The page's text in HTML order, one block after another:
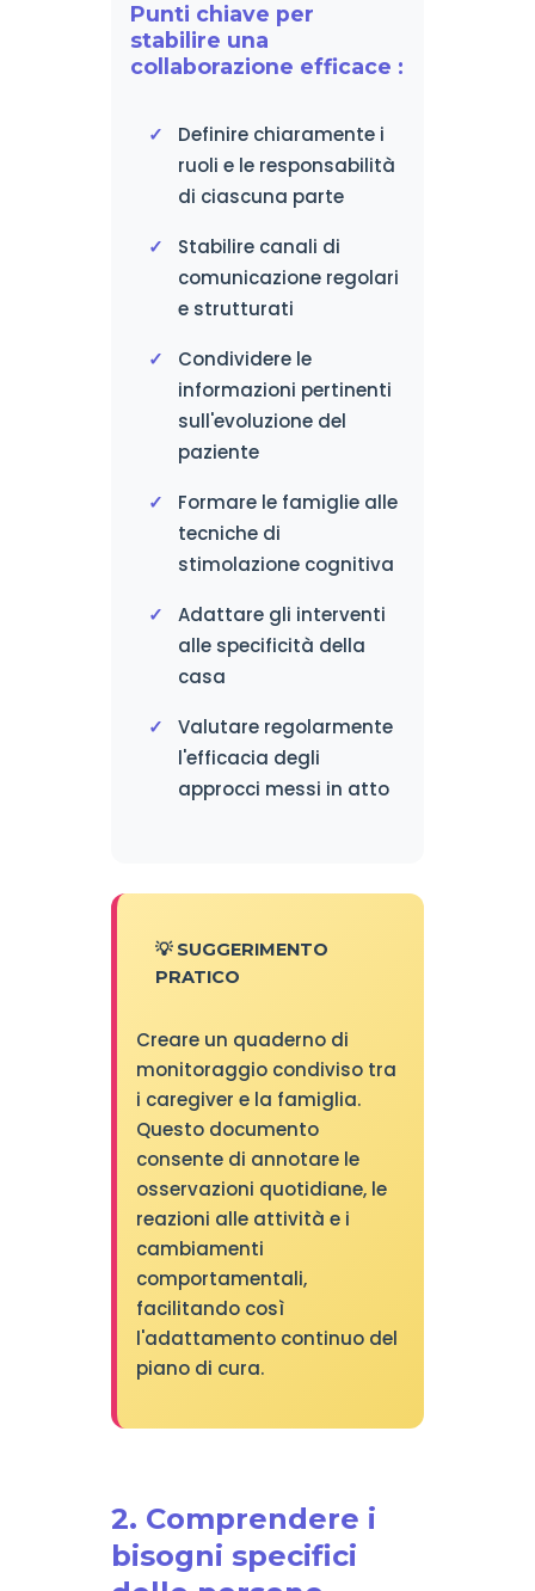
Punti chiave per
stabilire una
collaborazione efficace :
Definire chiaramente i
ruoli e le responsabilità
di ciascuna parte
Stabilire canali di
comunicazione regolari
e strutturati
Condividere le
informazioni pertinenti
sull'evoluzione del
paziente
Formare le famiglie alle
tecniche di
stimolazione cognitiva
Adattare gli interventi
alle specificità della
casa
Valutare regolarmente
l'efficacia degli
approcci messi in atto
💡 SUGGERIMENTO
PRATICO
Creare un quaderno di
monitoraggio condiviso tra
i caregiver e la famiglia.
Questo documento
consente di annotare le
osservazioni quotidiane, le
reazioni alle attività e i
cambiamenti
comportamentali,
facilitando così
l'adattamento continuo del
piano di cura.
2. Comprendere i
bisogni specifici